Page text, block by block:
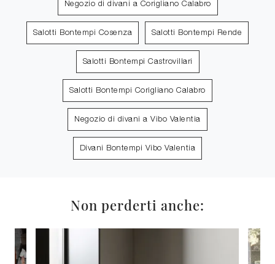
Negozio di divani a Corigliano Calabro
Salotti Bontempi Cosenza Salotti Bontempi Rende
Salotti Bontempi Castrovillari
Salotti Bontempi Corigliano Calabro
Negozio di divani a Vibo Valentia
Divani Bontempi Vibo Valentia
Non perderti anche: